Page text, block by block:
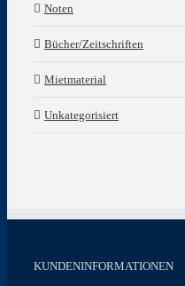
Noten
Bücher/Zeitschriften
Mietmaterial
Unkategorisiert
KUNDENINFORMATIONEN